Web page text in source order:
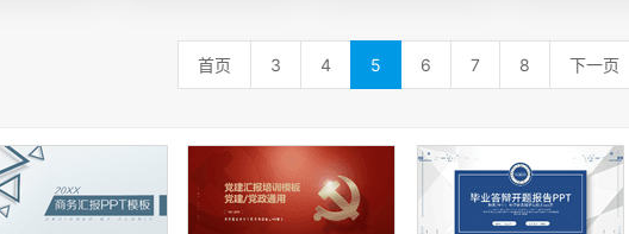
首页 3 4 5 6 7 8 下一页